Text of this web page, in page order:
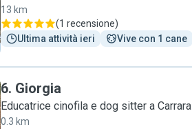
13 km
(1 recensione)
Ultima attività ieri
Vive con 1 cane
6. Giorgia
Educatrice cinofila e dog sitter a Carrara
0.3 km